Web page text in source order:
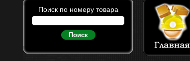
Поиск по номеру товара
Поиск